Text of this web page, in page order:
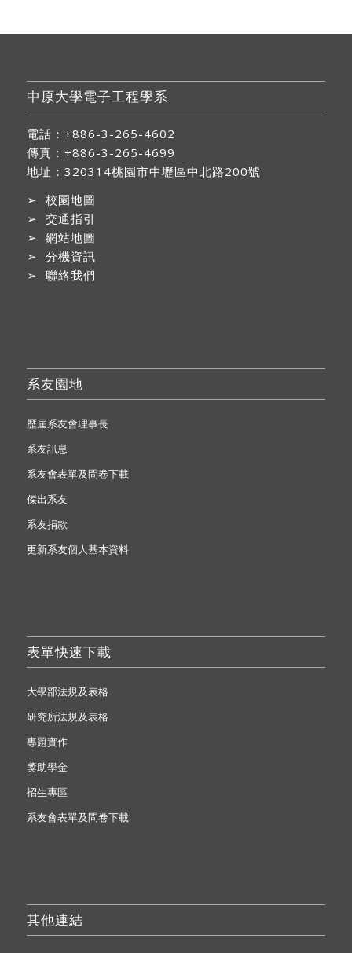
中原大學電子工程學系
電話：+886-3-265-4602
傳真：+886-3-265-4699
地址： 320314桃園市中壢區中北路200號
➢ 校園地圖
➢ 交通指引
➢ 網站地圖
➢ 分機資訊
➢ 聯絡我們
系友園地
歷屆系友會理事長
系友訊息
系友會表單及問卷下載
傑出系友
系友捐款
更新系友個人基本資料
表單快速下載
大學部法規及表格
研究所法規及表格
專題實作
獎助學金
招生專區
系友會表單及問卷下載
其他連結